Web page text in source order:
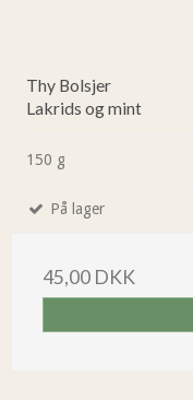
Thy Bolsjer
Lakrids og mint
150 g
På lager
45,00 DKK